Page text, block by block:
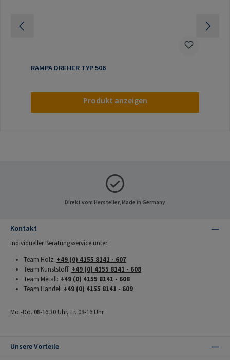
RAMPA DREHER TYP 506
Produkt anzeigen
Direkt vom Hersteller, Made in Germany
Kontakt
Individueller Beratungsservice unter:
Team Holz: +49 (0) 4155 8141 - 607
Team Kunststoff: +49 (0) 4155 8141 - 608
Team Metall: +49 (0) 4155 8141 - 608
Team Handel: +49 (0) 4155 8141 - 609
Mo.-Do. 08-16:30 Uhr, Fr. 08-16 Uhr
Unsere Vorteile